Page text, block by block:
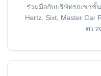
ร่วมมือกับบริษัทรถเช่าชั้
Hertz, Sixt, Master Car
ตรว